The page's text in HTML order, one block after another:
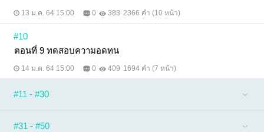
13 ม.ค. 64 15:00 0 383 2366 คำ (10 หน้า)
#10
ตอนที่ 9 ทดสอบความอดทน
14 ม.ค. 64 15:00 0 409 1694 คำ (7 หน้า)
#11 - #30
#31 - #50